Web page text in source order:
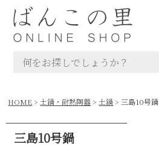
HOME 土鍋・耐熱陶器 土鍋 三島10号鍋
三島10号鍋